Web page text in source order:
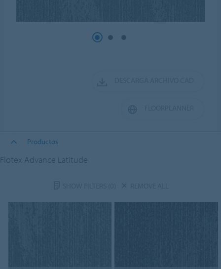
Productos
Flotex Advance Latitude